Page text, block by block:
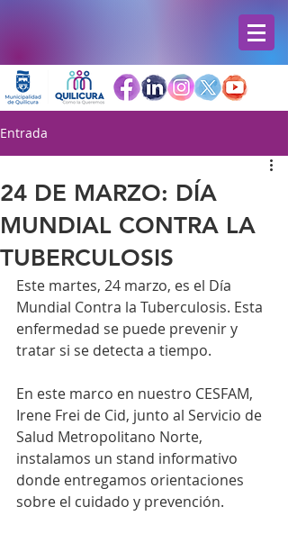
Entrada
24 DE MARZO: DÍA
MUNDIAL CONTRA LA
TUBERCULOSIS
Este martes, 24 marzo, es el Día
Mundial Contra la Tuberculosis. Esta
enfermedad se puede prevenir y
tratar si se detecta a tiempo.
En este marco en nuestro CESFAM,
Irene Frei de Cid, junto al Servicio de
Salud Metropolitano Norte,
instalamos un stand informativo
donde entregamos orientaciones
sobre el cuidado y prevención.